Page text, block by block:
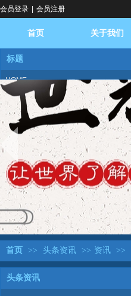
标题
HOME
ABOUT US
NEWS
DOCTOR
BROADCAST
DATABASE
REPLY
DIALOGUE
FAQ
BASE
会员登录 会员注册
首页 关于我们
首页 >> 头条资讯 >> 资讯 >>
头条资讯